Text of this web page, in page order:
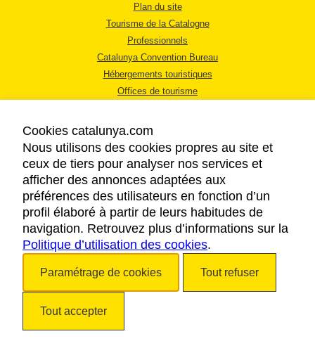
Plan du site
Tourisme de la Catalogne
Professionnels
Catalunya Convention Bureau
Hébergements touristiques
Offices de tourisme
MENTIONS LÉGALES
RÈGLES DE CONFIDENTIALITÉ
COOKIES
ACCESSIBILITÉ
Cookies catalunya.com
Nous utilisons des cookies propres au site et
ceux de tiers pour analyser nos services et
afficher des annonces adaptées aux
préférences des utilisateurs en fonction d’un
profil élaboré à partir de leurs habitudes de
navigation. Retrouvez plus d’informations sur la
Politique d’utilisation des cookies.
Paramétrage de cookies Tout refuser
Tout accepter